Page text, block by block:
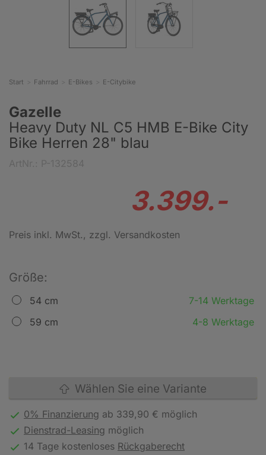
Start Fahrrad E-Bikes E-Citybike
Gazelle
Heavy Duty NL C5 HMB E-Bike City
Bike Herren 28" blau
3.399.-
Preis inkl. MwSt. , zzgl. Versandkosten
Größe:
54 cm
7-14 Werktage
59 cm
4-8 Werktage
Wählen Sie eine Variante
0% Finanzierung ab 339,90 € möglich
Dienstrad-Leasing möglich
14 Tage kostenloses Rückgaberecht